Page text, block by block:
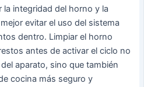
la integridad del horno y la
evitar el uso del sistema
dentro. Limpiar el horno
antes de activar el ciclo no
aparato, sino que también
cocina más seguro y